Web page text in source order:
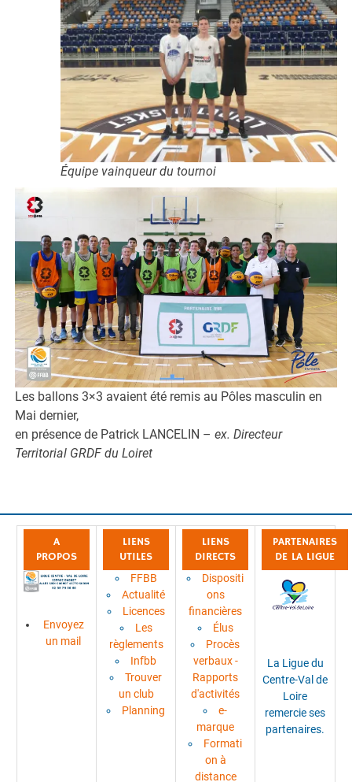
Équipe vainqueur du tournoi
Les ballons 3×3 avaient été remis au Pôles masculin en
Mai dernier,
en présence de Patrick LANCELIN – ex. Directeur
Territorial GRDF du Loiret
A
PROPOS
Envoyez
un mail
LIENS
UTILES
FFBB
Actualité
Licences
Les
règlements
Infbb
Trouver
un club
Planning
LIENS
DIRECTS
Dispositi
ons
financières
Élus
Procès
verbaux -
Rapports
d'activités
e-
marque
Formati
on à
distance
PARTENAIRES
DE LA LIGUE
La Ligue du
Centre-Val de
Loire
remercie ses
partenaires.